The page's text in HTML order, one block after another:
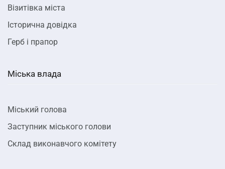
Візитівка міста
Історична довідка
Герб і прапор
Міська влада
Міський голова
Заступник міського голови
Склад виконавчого комітету